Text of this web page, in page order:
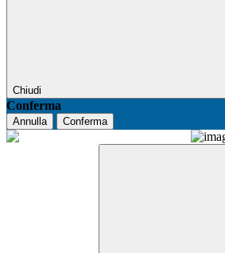
Chiudi
Conferma
Annulla Conferma